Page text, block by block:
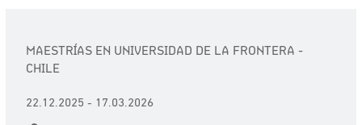
MAESTRÍAS EN UNIVERSIDAD DE LA FRONTERA -
CHILE
22.12.2025 - 17.03.2026